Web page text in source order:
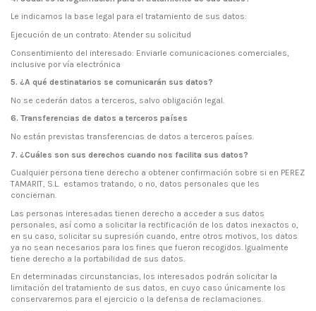
Le indicamos la base legal para el tratamiento de sus datos:
Ejecución de un contrato: Atender su solicitud
Consentimiento del interesado: Enviarle comunicaciones comerciales,
inclusive por vía electrónica
5. ¿A qué destinatarios se comunicarán sus datos?
No se cederán datos a terceros, salvo obligación legal.
6. Transferencias de datos a terceros países
No están previstas transferencias de datos a terceros países.
7. ¿Cuáles son sus derechos cuando nos facilita sus datos?
Cualquier persona tiene derecho a obtener confirmación sobre si en PEREZ
TAMARIT, S.L. estamos tratando, o no, datos personales que les
conciernan.
Las personas interesadas tienen derecho a acceder a sus datos
personales, así como a solicitar la rectificación de los datos inexactos o,
en su caso, solicitar su supresión cuando, entre otros motivos, los datos
ya no sean necesarios para los fines que fueron recogidos. Igualmente
tiene derecho a la portabilidad de sus datos.
En determinadas circunstancias, los interesados podrán solicitar la
limitación del tratamiento de sus datos, en cuyo caso únicamente los
conservaremos para el ejercicio o la defensa de reclamaciones.